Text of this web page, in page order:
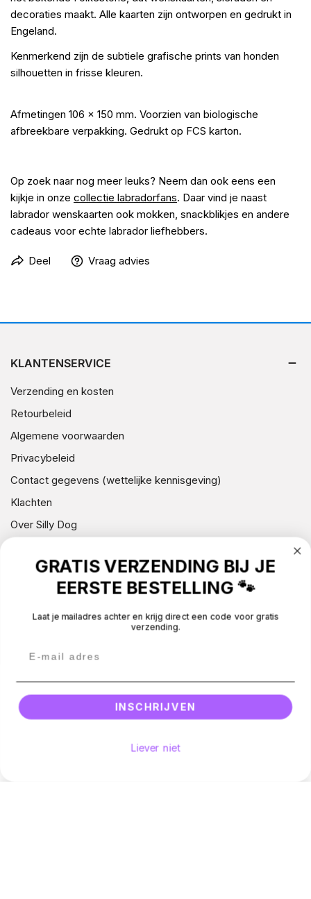
decoraties maakt. Alle kaarten zijn ontworpen en gedrukt in
Engeland.
Kenmerkend zijn de subtiele grafische prints van honden
silhouetten in frisse kleuren.
Afmetingen 106 x 150 mm. Voorzien van biologische
afbreekbare verpakking. Gedrukt op FCS karton.
Op zoek naar nog meer leuks? Neem dan ook eens een
kijkje in onze collectie labradorfans. Daar vind je naast
labrador wenskaarten ook mokken, snackblikjes en andere
cadeaus voor echte labrador liefhebbers.
Deel Vraag advies
KLANTENSERVICE
Verzending en kosten
Retourbeleid
Algemene voorwaarden
Privacybeleid
Contact gegevens (wettelijke kennisgeving)
Klachten
Over Silly Dog
NIEUWSBRIEF
© 2026 - All rights reserved.
Betaalmethodes
GRATIS VERZENDING BIJ JE
EERSTE BESTELLING 🐾
Laat je mailadres achter en krijg direct een code voor gratis
verzending.
INSCHRIJVEN
Liever niet